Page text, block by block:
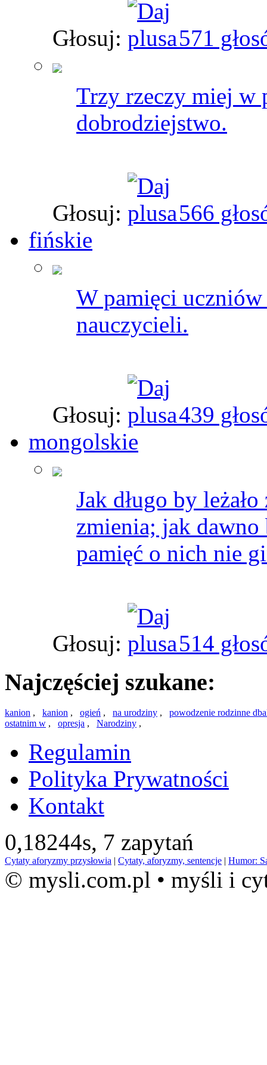
Głosuj: 571
Trzy rzeczy miej w
dobrodziejstwo.
Głosuj:
566
fińskie
W pamięci uczniów
nauczycieli.
Głosuj:
439
mongolskie
Jak długo by
zmienia; jak
pamięć o nich nie
Głosuj: 514
Najczęściej szukane:
kanion , kanion , ogień , na urodziny , powodzenie rodzinne
ostatnim w , opresja , Narodziny ,
Regulamin
Polityka Prywatności
Kontakt
0,18244s, 7 zapytań
Cytaty aforyzmy przysłowia | Cytaty, aforyzmy, sentencje | Humor:
© mysli.com.pl • myśli i